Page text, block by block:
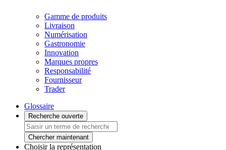
Gamme de produits
Livraison
Numérisation
Gastronomie
Innovation
Marques propres
Responsabilité
Fournisseur
Trader
Glossaire
Recherche ouverte
Chercher maintenant
Choisir la représentation